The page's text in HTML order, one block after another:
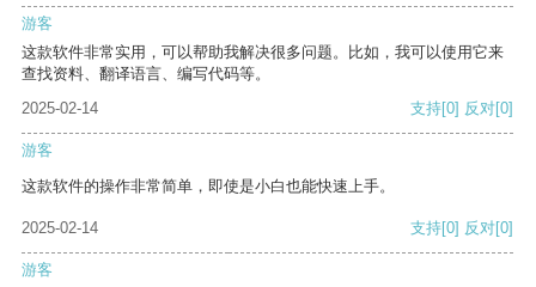
游客
这款软件非常实用，可以帮助我解决很多问题。比如，我可以使用它来
查找资料、翻译语言、编写代码等。
2025-02-14
支持[0] 反对[0]
游客
这款软件的操作非常简单，即使是小白也能快速上手。
2025-02-14 支持[0] 反对[0]
游客